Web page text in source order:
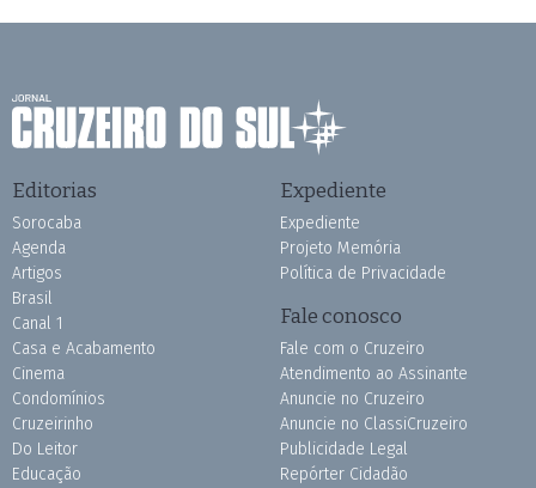
Editorias
Sorocaba
Agenda
Artigos
Brasil
Canal 1
Casa e Acabamento
Cinema
Condomínios
Cruzeirinho
Do Leitor
Educação
Expediente
Expediente
Projeto Memória
Política de Privacidade
Fale conosco
Fale com o Cruzeiro
Atendimento ao Assinante
Anuncie no Cruzeiro
Anuncie no ClassiCruzeiro
Publicidade Legal
Repórter Cidadão